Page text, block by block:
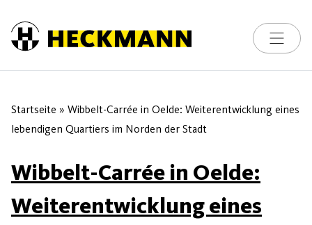
Toggle
Startseite » Wibbelt-Carrée in Oelde: Weiterentwicklung eines
lebendigen Quartiers im Norden der Stadt
Wibbelt-Carrée in Oelde:
Weiterentwicklung eines